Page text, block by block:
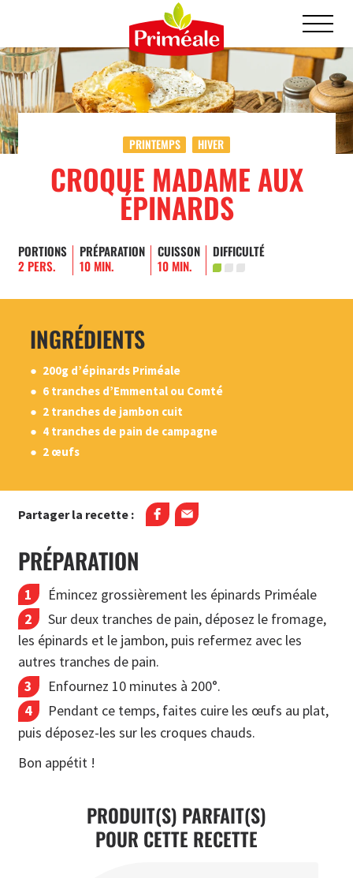
PRINTEMPS HIVER
CROQUE MADAME AUX
ÉPINARDS
PORTIONS
2 PERS.
PRÉPARATION
10 MIN.
CUISSON
10 MIN.
DIFFICULTÉ
INGRÉDIENTS
200g d’épinards Priméale
6 tranches d’Emmental ou Comté
2 tranches de jambon cuit
4 tranches de pain de campagne
2 œufs
Partager la recette :
PRÉPARATION
Émincez grossièrement les épinards Priméale
Sur deux tranches de pain, déposez le fromage,
les épinards et le jambon, puis refermez avec les
autres tranches de pain.
Enfournez 10 minutes à 200°.
Pendant ce temps, faites cuire les œufs au plat,
puis déposez-les sur les croques chauds.
Bon appétit !
PRODUIT(S) PARFAIT(S)
POUR CETTE RECETTE